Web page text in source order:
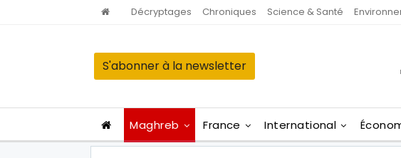
Décryptages Chroniques Science & Santé
S'abonner à la newsletter
Maghreb France International